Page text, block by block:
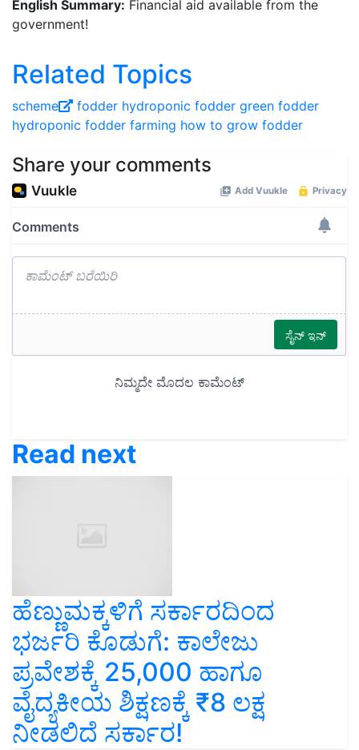
English Summary: Financial aid available from the
government!
Related Topics
scheme fodder hydroponic fodder green fodder
hydroponic fodder farming how to grow fodder
Share your comments
Read next
ಹೆಣ್ಣುಮಕ್ಕಳಿಗೆ ಸರ್ಕಾರದಿಂದ
ಭರ್ಜರಿ ಕೊಡುಗೆ: ಕಾಲೇಜು
ಪ್ರವೇಶಕ್ಕೆ 25,000 ಹಾಗೂ
ವೈದ್ಯಕೀಯ ಶಿಕ್ಷಣಕ್ಕೆ ₹8 ಲಕ್ಷ
ನೀಡಲಿದೆ ಸರ್ಕಾರ!